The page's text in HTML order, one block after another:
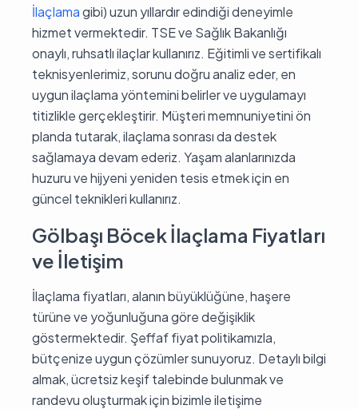
İlaçlamagibi) uzun yıllardır edindiği deneyimle
hizmet vermektedir. TSE ve Sağlık Bakanlığı
onaylı, ruhsatlı ilaçlar kullanırız. Eğitimli ve sertifikalı
teknisyenlerimiz, sorunu doğru analiz eder, en
uygun ilaçlama yöntemini belirler ve uygulamayı
titizlikle gerçekleştirir. Müşteri memnuniyetini ön
planda tutarak, ilaçlama sonrası da destek
sağlamaya devam ederiz. Yaşam alanlarınızda
huzuru ve hijyeni yeniden tesis etmek için en
güncel teknikleri kullanırız.
Gölbaşı Böcek İlaçlama Fiyatları
ve İletişim
İlaçlama fiyatları, alanın büyüklüğüne, haşere
türüne ve yoğunluğuna göre değişiklik
göstermektedir. Şeffaf fiyat politikamızla,
bütçenize uygun çözümler sunuyoruz. Detaylı bilgi
almak, ücretsiz keşif talebinde bulunmak ve
randevu oluşturmak için bizimle iletişime